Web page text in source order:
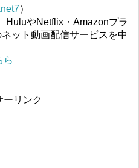
）
HuluやNetflix・Amazonプラ
ット動画配信サービスを中
ら
ーリンク